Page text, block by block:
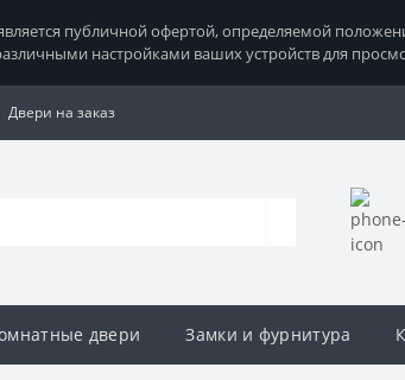
публичной офертой, определяемой
настройками ваших устройств для
Двери на заказ
двери Замки и фурнитура